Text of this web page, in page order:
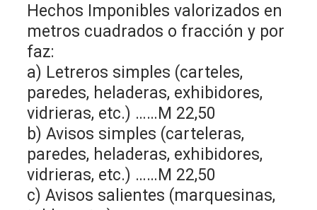
Hechos Imponibles valorizados en
metros cuadrados o fracción y por
faz:
a) Letreros simples (carteles,
paredes, heladeras, exhibidores,
vidrieras, etc.) ……M 22,50
b) Avisos simples (carteleras,
paredes, heladeras, exhibidores,
vidrieras, etc.) ……M 22,50
c) Avisos salientes (marquesinas,